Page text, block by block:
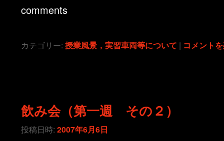
comments
カテゴリー: 授業風景，実習車両等について | コメント
飲み会（第一週 その２）
投稿日時:2007年6月6日